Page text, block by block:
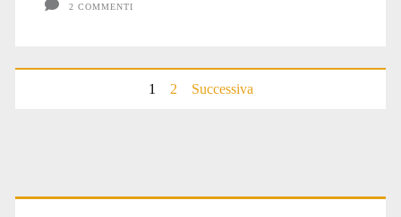
2 COMMENTI
Paginazione
1 2 Successiva